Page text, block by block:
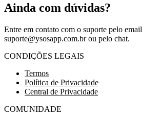
Ainda com dúvidas?
Entre em contato com o suporte pelo email
suporte@ysosapp.com.brou pelo chat.
CONDIÇÕES LEGAIS
Termos
Política de Privacidade
Central de Privacidade
COMUNIDADE